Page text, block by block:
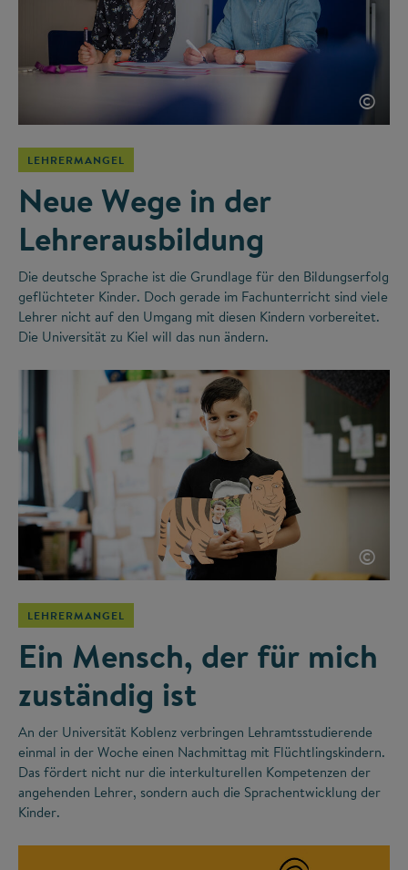
©
LEHRERMANGEL
Neue Wege in der
Lehrerausbildung
Die deutsche Sprache ist die Grundlage für den Bildungserfolg
geflüchteter Kinder. Doch gerade im Fachunterricht sind viele
Lehrer nicht auf den Umgang mit diesen Kindern vorbereitet.
Die Universität zu Kiel will das nun ändern.
©
LEHRERMANGEL
Ein Mensch, der für mich
zuständig ist
An der Universität Koblenz verbringen Lehramtsstudierende
einmal in der Woche einen Nachmittag mit Flüchtlingskindern.
Das fördert nicht nur die interkulturellen Kompetenzen der
angehenden Lehrer, sondern auch die Sprachentwicklung der
Kinder.